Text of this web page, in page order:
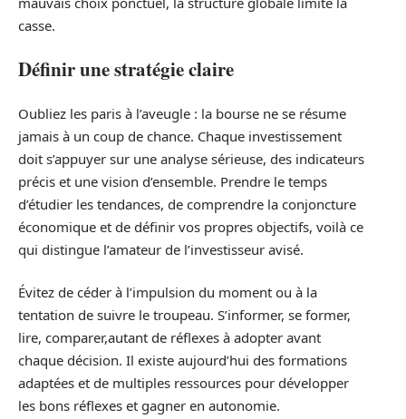
casse.
Définir une stratégie claire
Oubliez les paris à l’aveugle : la bourse ne se résume
jamais à un coup de chance. Chaque investissement
doit s’appuyer sur une analyse sérieuse, des indicateurs
précis et une vision d’ensemble. Prendre le temps
d’étudier les tendances, de comprendre la conjoncture
économique et de définir vos propres objectifs, voilà ce
qui distingue l’amateur de l’investisseur avisé.
Évitez de céder à l’impulsion du moment ou à la
tentation de suivre le troupeau. S’informer, se former,
lire, comparer,autant de réflexes à adopter avant
chaque décision. Il existe aujourd’hui des formations
adaptées et de multiples ressources pour développer
les bons réflexes et gagner en autonomie.